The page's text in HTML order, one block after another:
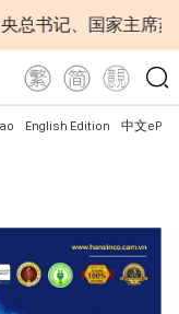
、国家主席苏林：
English Edition 中文